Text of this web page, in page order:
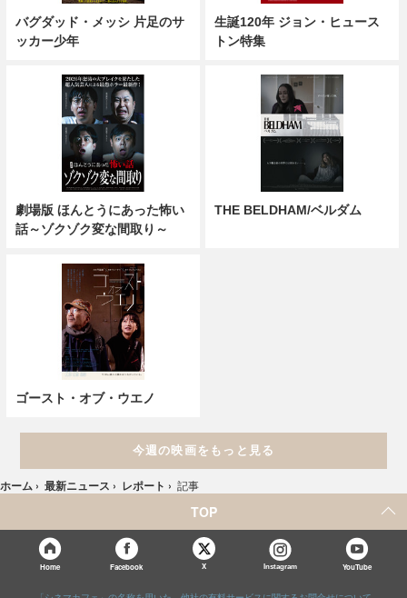
バグダッド・メッシ 片足のサ
ッカー少年
生誕120年 ジョン・ヒュース
トン特集
劇場版 ほんとうにあった怖い
話～ゾクゾク変な間取り～
THE BELDHAM/ベルダム
ゴースト・オブ・ウエノ
今週の映画をもっと見る
ホーム › 最新ニュース › レポート › 記事
TOP
Home Facebook X Instagram YouTube